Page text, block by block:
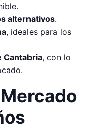
alternativos.
, ideales para los
Cantabria, con lo